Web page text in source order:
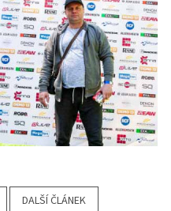
DALŠÍ ČLÁNEK